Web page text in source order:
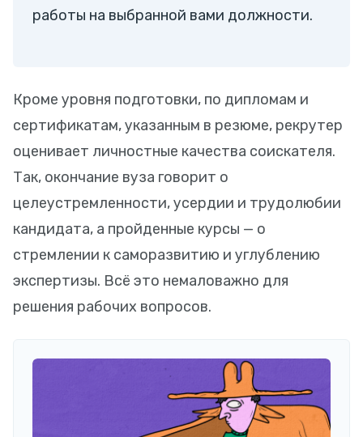
работы на выбранной вами должности.
Кроме уровня подготовки, по дипломам и
сертификатам, указанным в резюме, рекрутер
оценивает личностные качества соискателя.
Так, окончание вуза говорит о
целеустремленности, усердии и трудолюбии
кандидата, а пройденные курсы — о
стремлении к саморазвитию и углублению
экспертизы. Всё это немаловажно для
решения рабочих вопросов.